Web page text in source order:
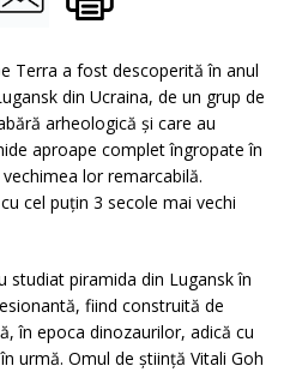
Terra a fost descoperită în anul
din Ucraina, de un grup de
arheologică și care au
aproape complet îngropate în
lor remarcabilă.
cel puțin 3 secole mai vechi
piramida din Lugansk în
fiind construită de
în epoca dinozaurilor, adică cu
urmă. Omul de știință Vitali Goh